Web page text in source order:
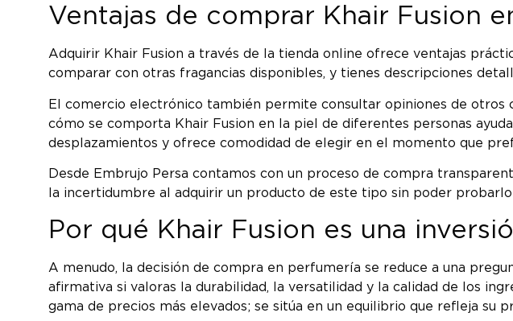
Ventajas de comprar Khair Fusion
Adquirir Khair Fusion a través de la tienda online ofrece ventajas
comparar con otras fragancias disponibles, y tienes descripciones
El comercio electrónico también permite consultar opiniones de otros
cómo se comporta Khair Fusion en la piel de diferentes personas
desplazamientos y ofrece comodidad de elegir en el momento que
Desde Embrujo Persa contamos con un proceso de compra
la incertidumbre al adquirir un producto de este tipo sin poder
Por qué Khair Fusion es una
A menudo, la decisión de compra en perfumería se reduce a una
afirmativa si valoras la durabilidad, la versatilidad y la calidad de los
gama de precios más elevados; se sitúa en un equilibrio que refleja su